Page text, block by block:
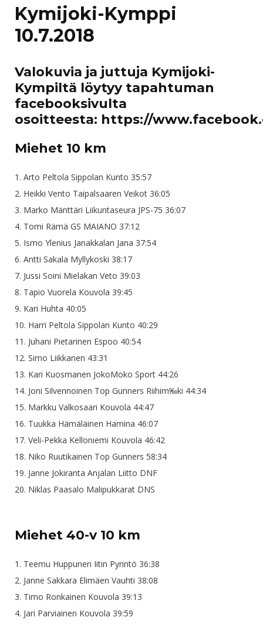
Kymijoki-Kymppi
10.7.2018
Valokuvia ja juttuja Kymijoki-
Kympiltä löytyy tapahtuman
facebooksivulta
osoitteesta: https://
Miehet 10 km
1. Arto Peltola Sippolan Kunto 35:57
2. Heikki Vento Taipalsaaren Veikot 36:05
3. Marko Mänttäri Liikuntaseura JPS-75 36:07
4. Tomi Rämä GS MAIANO 37:12
5. Ismo Ylenius Janakkalan Jana 37:54
6. Antti Sakala Myllykoski 38:17
7. Jussi Soini Mielakan Veto 39:03
8. Tapio Vuorela Kouvola 39:45
9. Kari Huhta 40:05
10. Harri Peltola Sippolan Kunto 40:29
11. Juhani Pietarinen Espoo 40:54
12. Simo Liikkanen 43:31
13. Kari Kuosmanen JokoMoko Sport 44:26
14. Joni Silvennoinen Top Gunners Riihim‰ki 44:34
15. Markku Valkosaari Kouvola 44:47
16. Tuukka Hämäläinen Hamina 46:07
17. Veli-Pekka Kelloniemi Kouvola 46:42
18. Niko Ruutikainen Top Gunners 58:34
19. Janne Jokiranta Anjalan Liitto DNF
20. Niklas Paasalo Malipukkarat DNS
Miehet 40-v 10 km
1. Teemu Huppunen Iitin Pyrintö 36:38
2. Janne Sakkara Elimäen Vauhti 38:08
3. Timo Ronkainen Kouvola 39:13
4. Jari Parviainen Kouvola 39:59